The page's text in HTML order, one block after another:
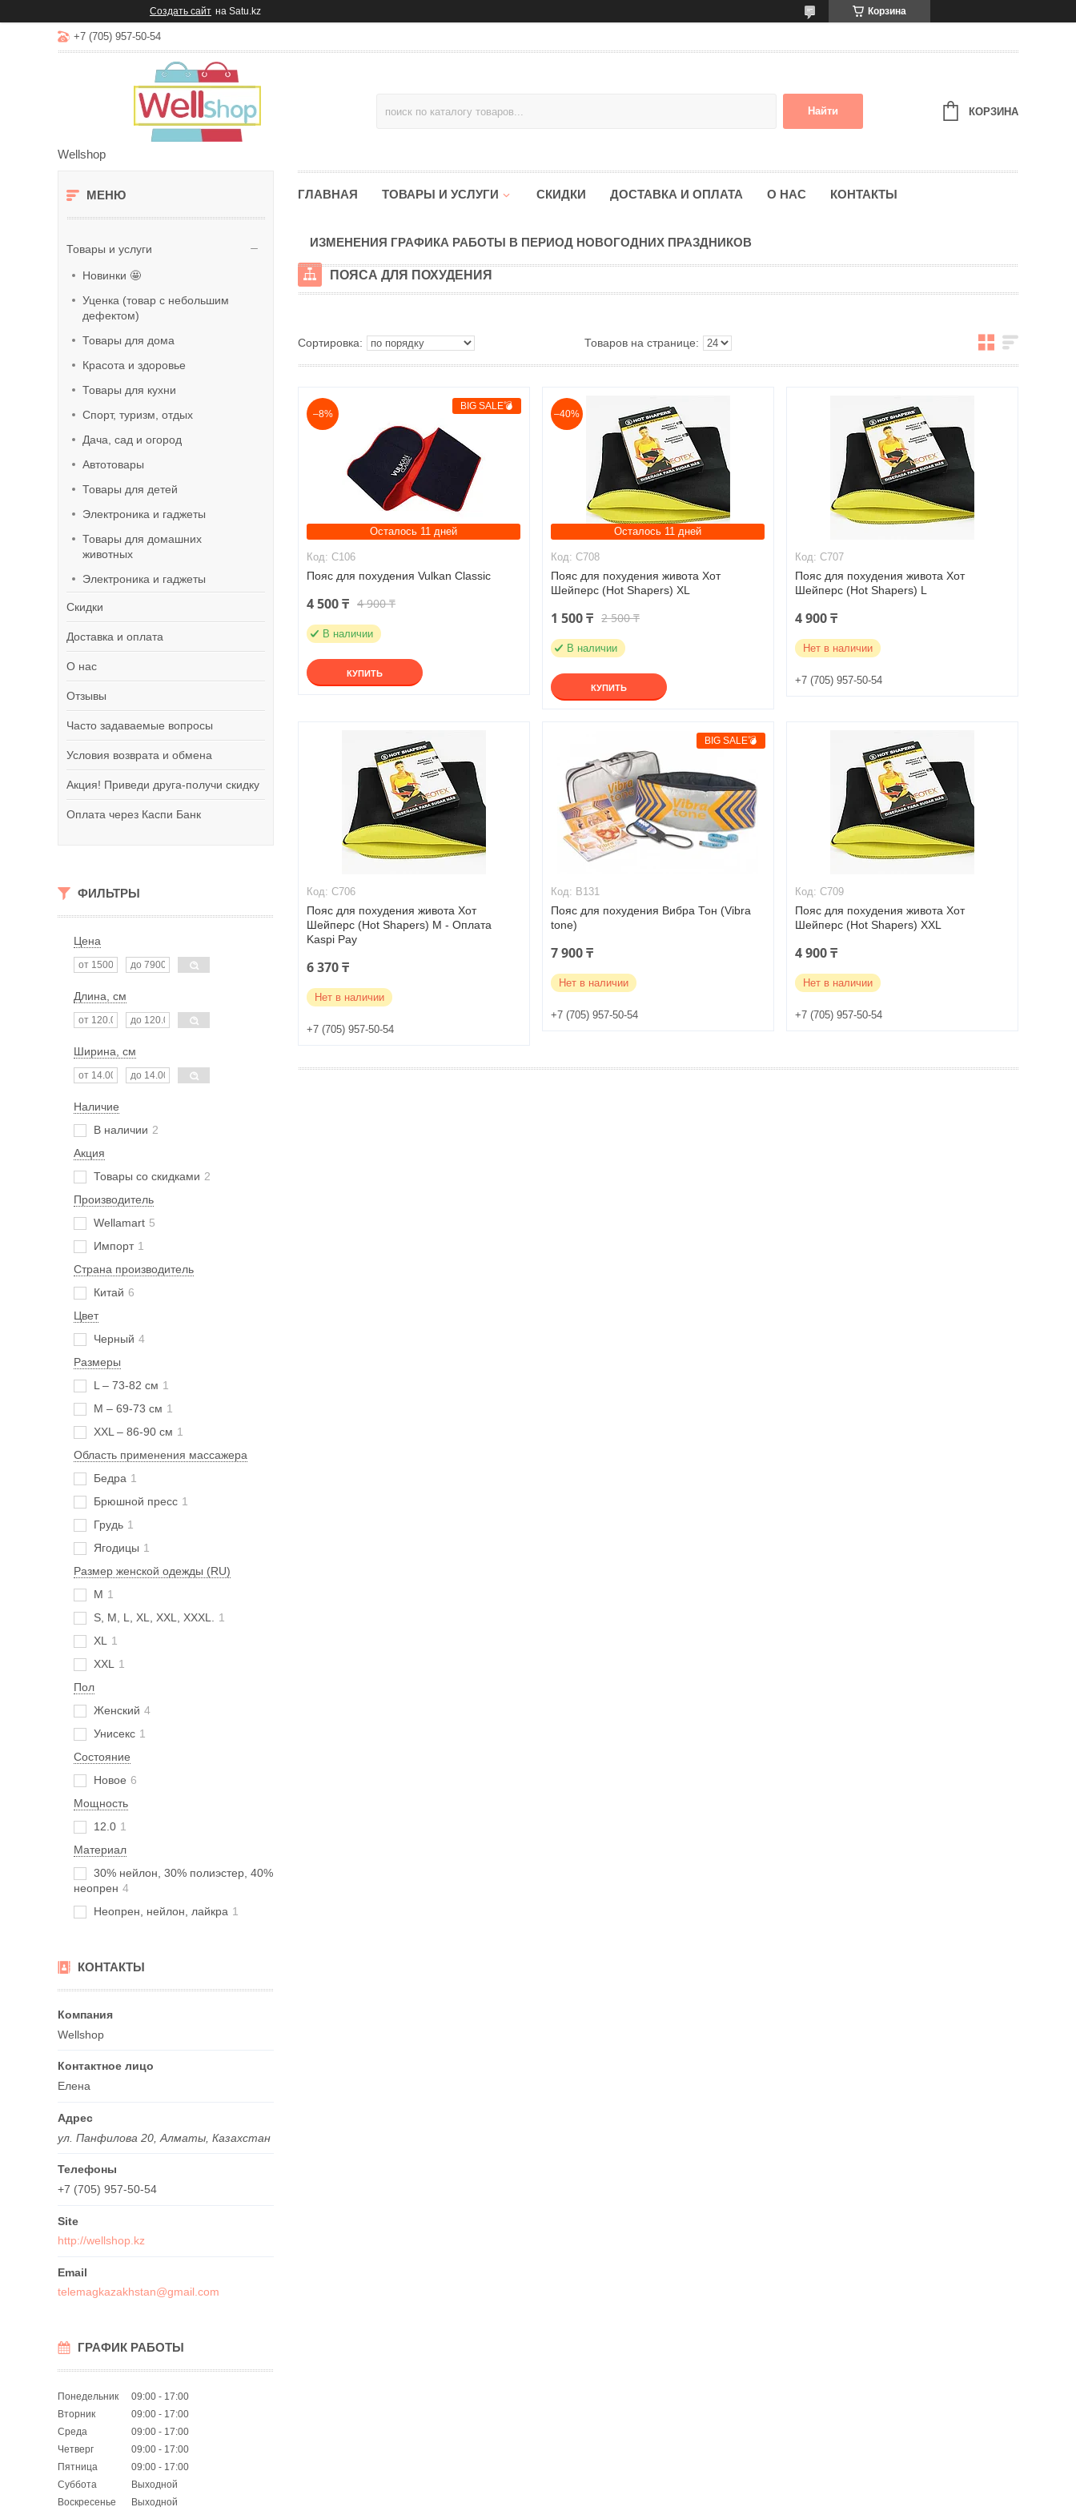
Создать сайт на Satu.kz Корзина
+7 (705) 957-50-54
Wellshop
Найти КОРЗИНА
Товары и услуги
Новинки 🤩
Уценка (товар с небольшим
дефектом)
Товары для дома
Красота и здоровье
Товары для кухни
Спорт, туризм, отдых
Дача, сад и огород
Автотовары
Товары для детей
Электроника и гаджеты
Товары для домашних
животных
Электроника и гаджеты
Скидки
Доставка и оплата
О нас
Отзывы
Часто задаваемые вопросы
Условия возврата и обмена
Акция! Приведи друга-получи скидку
Оплата через Каспи Банк
ФИЛЬТРЫ
Цена
Длина, см
Ширина, см
Наличие
В наличии 2
Акция
Товары со скидками 2
Производитель
Wellamart 5
Импорт 1
Страна производитель
Китай 6
Цвет
Черный 4
Размеры
L – 73-82 см 1
M – 69-73 см 1
XXL – 86-90 см 1
Область применения массажера
Бедра 1
Брюшной пресс 1
Грудь 1
Ягодицы 1
Размер женской одежды (RU)
M 1
S, M, L, XL, XXL, XXXL.
1
XL
1
XXL
1
Пол
Женский 4
Унисекс 1
Состояние
Новое 6
Мощность
12.0 1
Материал
30% нейлон, 30% полиэстер, 40%
неопрен 4
Неопрен, нейлон, лайкра 1
КОНТАКТЫ
Wellshop
Елена
ул. Панфилова 20, Алматы, Казахстан
+7 (705) 957-50-54
http://wellshop.kz
telemagkazakhstan@gmail.com
ГРАФИК РАБОТЫ
Понедельник 09:00
17:00
Вторник
09:00
17:00
Среда
09:00
17:00
Четверг
09:00
17:00
Пятница
09:00
17:00
Суббота
Выходной
Воскресенье
Выходной
ГЛАВНАЯ ТОВАРЫ И УСЛУГИ СКИДКИ ДОСТАВКА И ОПЛАТА О НАС КОНТАКТЫ
ИЗМЕНЕНИЯ ГРАФИКА РАБОТЫ В ПЕРИОД НОВОГОДНИХ ПРАЗДНИКОВ
ПОЯСА ДЛЯ ПОХУДЕНИЯ
BIG SALE💣
–8%
Осталось 11 дней
C106
Пояс для похудения Vulkan Classic
4 500 ₸ 4 900 ₸
В наличии
КУПИТЬ
–40%
Осталось 11 дней
C708
Пояс для похудения живота Хот
Шейперс (Hot Shapers) XL
1 500 ₸ 2 500 ₸
В наличии
КУПИТЬ
C707
Пояс для похудения живота Хот
Шейперс (Hot Shapers) L
4 900 ₸
Нет в наличии
+7 (705) 957-50-54
C706
Пояс для похудения живота Хот
Шейперс (Hot Shapers) M - Оплата
Kaspi Pay
6 370 ₸
Нет в наличии
+7 (705) 957-50-54
BIG SALE💣
B131
Пояс для похудения Вибра Тон (Vibra
tone)
7 900 ₸
Нет в наличии
+7 (705) 957-50-54
C709
Пояс для похудения живота Хот
Шейперс (Hot Shapers) XXL
4 900 ₸
Нет в наличии
+7 (705) 957-50-54